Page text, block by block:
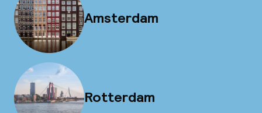
Amsterdam
Rotterdam